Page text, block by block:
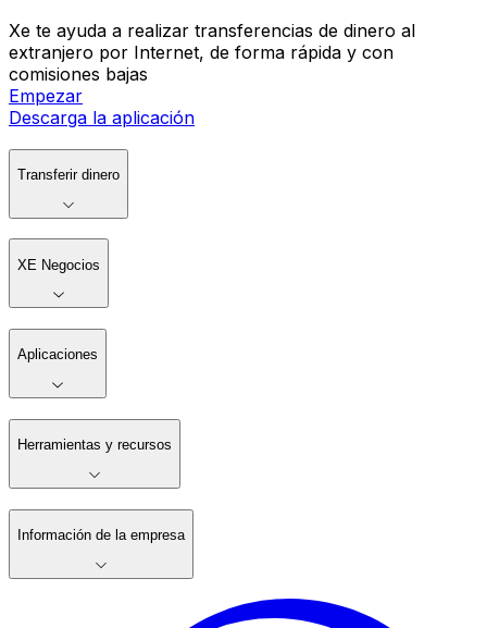
Xe te ayuda a realizar transferencias de dinero al
extranjero por Internet, de forma rápida y con
comisiones bajas
Empezar
Descarga la aplicación
Transferir dinero
XE Negocios
Aplicaciones
Herramientas y recursos
Información de la empresa